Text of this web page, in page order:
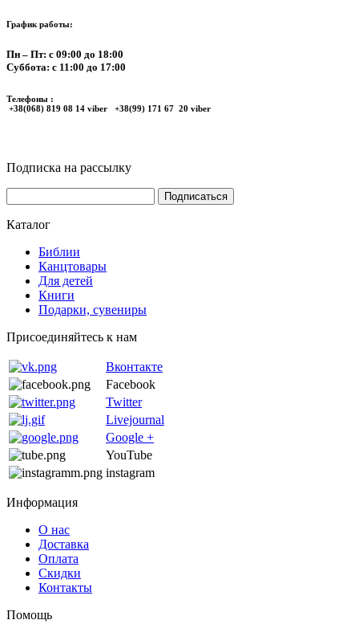
График работы:
Пн – Пт: с 09:00 до 18:00
Суббота: с 11:00 до 17:00
Телефоны :
+38(068) 819 08 14 viber +38(99) 171 67 20 viber
Подписка на рассылку
Каталог
Библии
Канцтовары
Для детей
Книги
Подарки, сувениры
Присоединяйтесь к нам
Вконтакте
Facebook
Twitter
Livejournal
Google +
YouTube
instagram
Информация
О нас
Доставка
Оплата
Скидки
Контакты
Помощь